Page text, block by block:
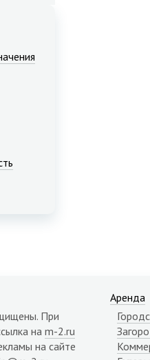
При
на m-2.ru
на сайте
Аренда